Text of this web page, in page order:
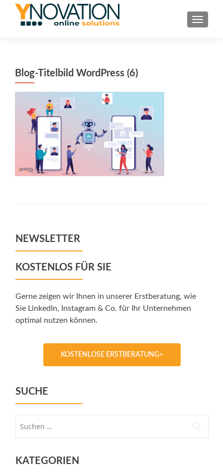
Blog-Titelbild WordPress (6)
NEWSLETTER
KOSTENLOS FÜR SIE
Gerne zeigen wir Ihnen in unserer Erstberatung, wie
Sie LinkedIn, Instagram & Co. für Ihr Unternehmen
optimal nutzen können.
KOSTENLOSE ERSTBERATUNG>
SUCHE
KATEGORIEN